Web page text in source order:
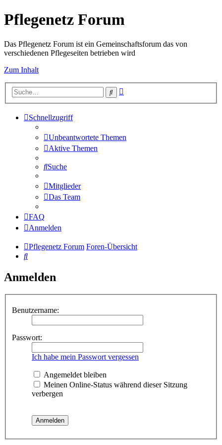
Pflegenetz Forum
Das Pflegenetz Forum ist ein Gemeinschaftsforum das von
verschiedenen Pflegeseiten betrieben wird
Zum Inhalt
Suche
Schnellzugriff
Unbeantwortete Themen
Aktive Themen
Suche
Mitglieder
Das Team
FAQ
Anmelden
Pflegenetz Forum Foren-Übersicht
Suche
Anmelden
Benutzername:
Passwort:
Ich habe mein Passwort vergessen
Angemeldet bleiben
Meinen Online-Status während dieser Sitzung
verbergen